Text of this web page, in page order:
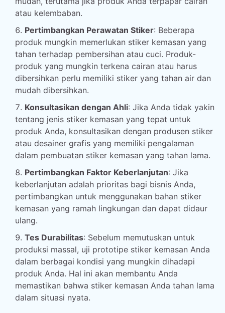
atau kelembaban.
Pertimbangkan Perawatan Stiker: Beberapa
produk mungkin memerlukan stiker kemasan yang
tahan terhadap pembersihan atau cuci. Produk-
produk yang mungkin terkena cairan atau harus
dibersihkan perlu memiliki stiker yang tahan air dan
mudah dibersihkan.
Konsultasikan dengan Ahli: Jika Anda tidak yakin
tentang jenis stiker kemasan yang tepat untuk
produk Anda, konsultasikan dengan produsen stiker
atau desainer grafis yang memiliki pengalaman
dalam pembuatan stiker kemasan yang tahan lama.
Pertimbangkan Faktor Keberlanjutan: Jika
keberlanjutan adalah prioritas bagi bisnis Anda,
pertimbangkan untuk menggunakan bahan stiker
kemasan yang ramah lingkungan dan dapat didaur
ulang.
Tes Durabilitas: Sebelum memutuskan untuk
produksi massal, uji prototipe stiker kemasan Anda
dalam berbagai kondisi yang mungkin dihadapi
produk Anda. Hal ini akan membantu Anda
memastikan bahwa stiker kemasan Anda tahan lama
dalam situasi nyata.